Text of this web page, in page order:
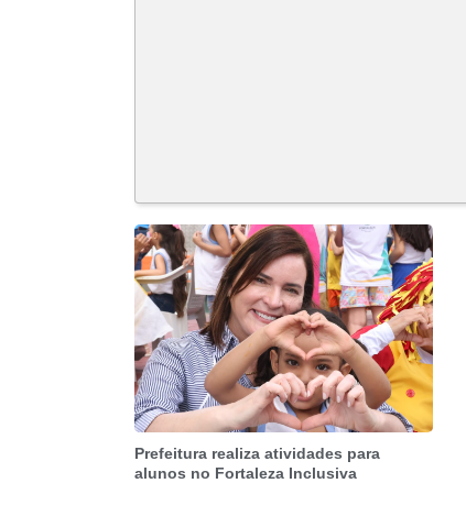
Prefeitura realiza atividades para
alunos no Fortaleza Inclusiva